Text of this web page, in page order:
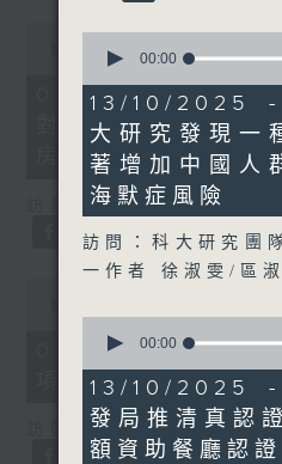
seconds
seconds
00:00
07/08/2026 -
對政府制定香港首
房屋政策建議
訪問：立法會議員、
07/08/2026 -
項圖書館服務展開
訪問：立法會議員、香
seconds
12
minutes,
16
seconds
00:00
13/10/2025
大研究發現一
著增加中國人
海默症風險
訪問：科大研究團
一作者 徐淑雯/區
seconds
6
minutes,
17
seconds
00:00
13/10/2025
發局推清真認
額資助餐廳認證